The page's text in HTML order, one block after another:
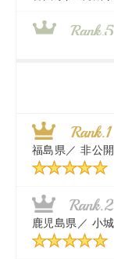
近江
千葉県／ 株式
福岡県／株式会
福島県／ 非公開
鹿児島県／ 小